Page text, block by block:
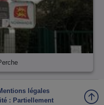
légales
: Partiellement